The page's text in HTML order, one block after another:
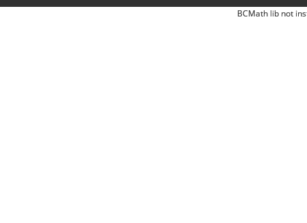
BCMath lib not